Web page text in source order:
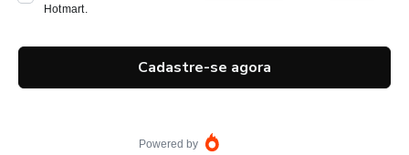
Hotmart.
Cadastre-se agora
Powered by